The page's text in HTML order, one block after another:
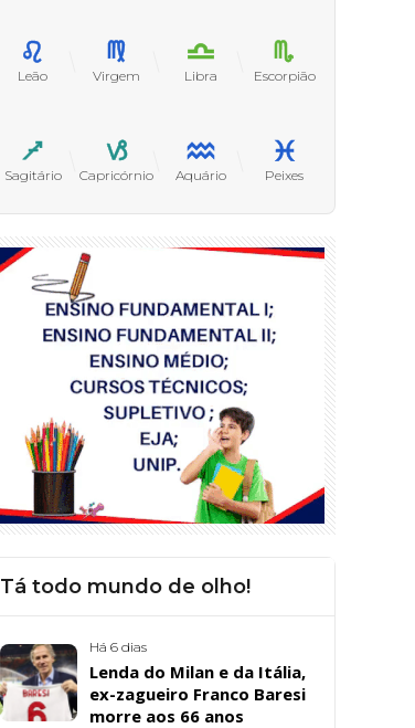
Leão Virgem Libra Escorpião
Sagitário Capricórnio Aquário Peixes
Tá todo mundo de olho!
Há 6 dias
Lenda do Milan e da Itália,
ex-zagueiro Franco Baresi
morre aos 66 anos